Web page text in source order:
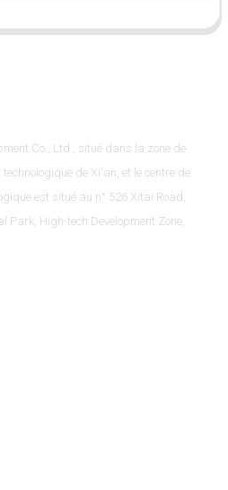
Co., Ltd., situé dans la zone de
de Xi'an, et le centre de
est situé au n° 526 Xitai Road,
Park, High-tech Development Zone,